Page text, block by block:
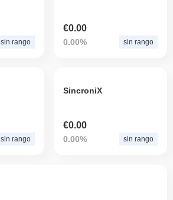
sin rango
€0.00
0.00% sin rango
sin rango
SincroniX
€0.00
0.00% sin rango